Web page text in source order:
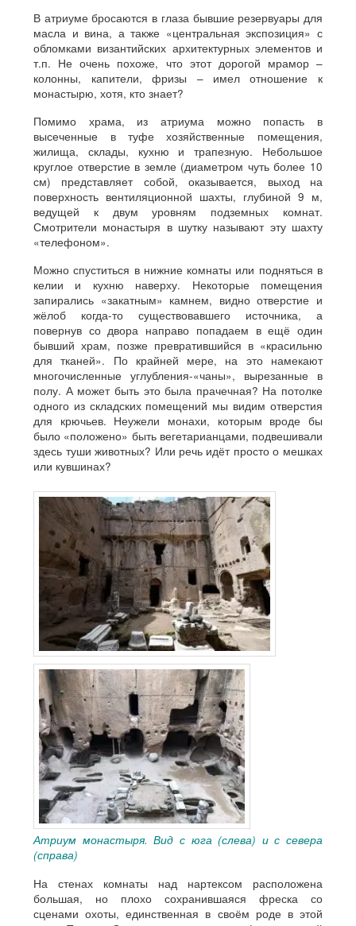
В атриуме бросаются в глаза бывшие резервуары для
масла и вина, а также «центральная экспозиция» с
обломками византийских архитектурных элементов и
т.п. Не очень похоже, что этот дорогой мрамор –
колонны, капители, фризы – имел отношение к
монастырю, хотя, кто знает?
Помимо храма, из атриума можно попасть в
высеченные в туфе хозяйственные помещения,
жилища, склады, кухню и трапезную. Небольшое
круглое отверстие в земле (диаметром чуть более 10
см) представляет собой, оказывается, выход на
поверхность вентиляционной шахты, глубиной 9 м,
ведущей к двум уровням подземных комнат.
Смотрители монастыря в шутку называют эту шахту
«телефоном».
Можно спуститься в нижние комнаты или подняться в
келии и кухню наверху. Некоторые помещения
запирались «закатным» камнем, видно отверстие и
жёлоб когда-то существовавшего источника, а
повернув со двора направо попадаем в ещё один
бывший храм, позже превратившийся в «красильню
для тканей». По крайней мере, на это намекают
многочисленные углубления-«чаны», вырезанные в
полу. А может быть это была прачечная? На потолке
одного из складских помещений мы видим отверстия
для крючьев. Неужели монахи, которым вроде бы
было «положено» быть вегетарианцами, подвешивали
здесь туши животных? Или речь идёт просто о мешках
или кувшинах?
Атриум монастыря. Вид с юга (слева) и с севера
(справа)
На стенах комнаты над нартексом расположена
большая, но плохо сохранившаяся фреска со
сценами охоты, единственная в своём роде в этой